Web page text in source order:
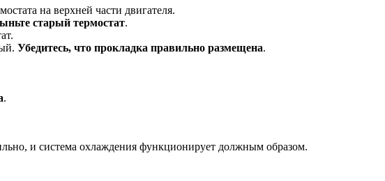
на верхней части двигателя.
старый термостат.
Убедитесь, что прокладка правильно размещена.
.
и система охлаждения функционирует должным образом.